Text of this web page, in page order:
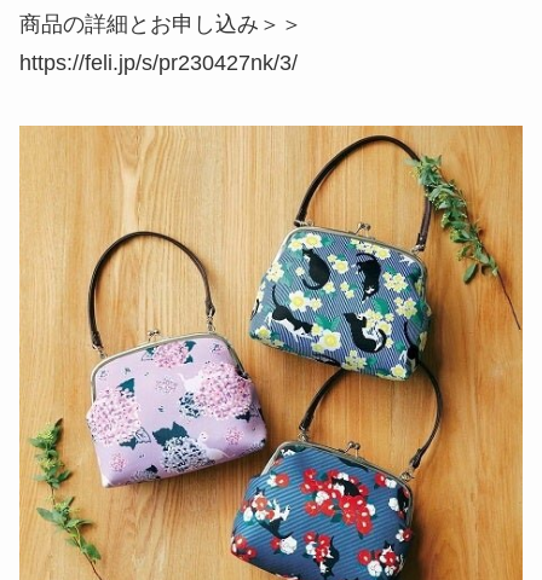
商品の詳細とお申し込み＞＞
https://feli.jp/s/pr230427nk/3/